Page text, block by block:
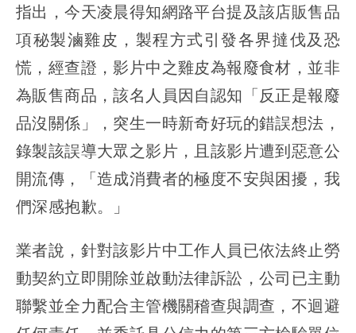
指出，今天凌晨得知網路平台提及該店販售品
項秘製滷雞皮，製程方式引發各界撻伐及恐
慌，經查證，影片中之雞皮為報廢食材，並非
為販售商品，該名人員因自認知「反正是報廢
品沒關係」，突生一時新奇好玩的錯誤想法，
錄製該誤導大眾之影片，且該影片遭到惡意公
開流傳，「造成消費者的極度不安與困擾，我
們深感抱歉。」
業者說，針對該影片中工作人員已依法終止勞
動契約立即開除並啟動法律訴訟，公司已主動
聯繫並全力配合主管機關稽查與調查，不迴避